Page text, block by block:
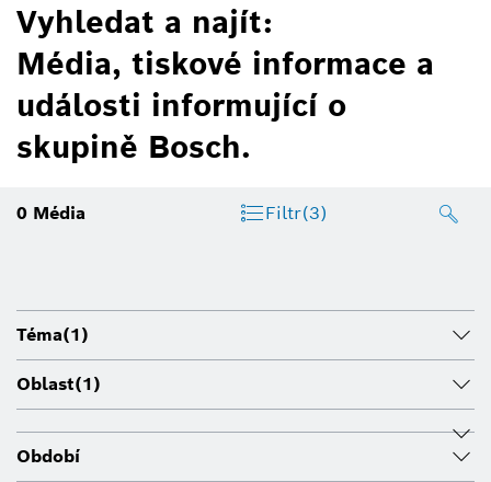
Vyhledat a najít:
Média, tiskové informace a
události informující o
skupině Bosch.
0 Média Filtr(3)
Téma(1)
Oblast(1)
Období